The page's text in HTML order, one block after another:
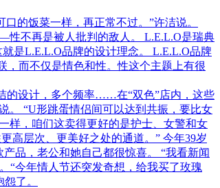
的饭菜一样，再正常不过。”许洁说。
性不再是被人批判的敌人。 L.E.L.O是瑞典
是L.E.L.O品牌的设计理念。 L.E.L.O品牌
，而不仅是情色和性。性这个主题上有很
的设计，多个频率……在“双色”店内，这些
。 “U形跳蛋情侣间可以达到共振，要比女
样，咱们这卖得更好的是护士、女警和女
高层次、更美好之处的通道。” 今年39岁
品，老公和她自己都很惊喜。 “我看新闻
“今年情人节还突发奇想，给我买了玫瑰
了。